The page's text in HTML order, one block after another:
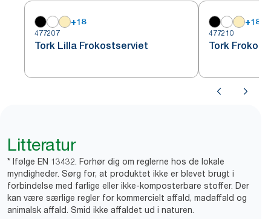
+18
477207
Tork Lilla Frokostserviet
+18
477210
Tork
Litteratur
* Ifølge EN 13432. Forhør dig om reglerne hos de lokale
myndigheder. Sørg for, at produktet ikke er blevet brugt i
forbindelse med farlige eller ikke-komposterbare stoffer. Der
kan være særlige regler for kommercielt affald, madaffald og
animalsk affald. Smid ikke affaldet ud i naturen.